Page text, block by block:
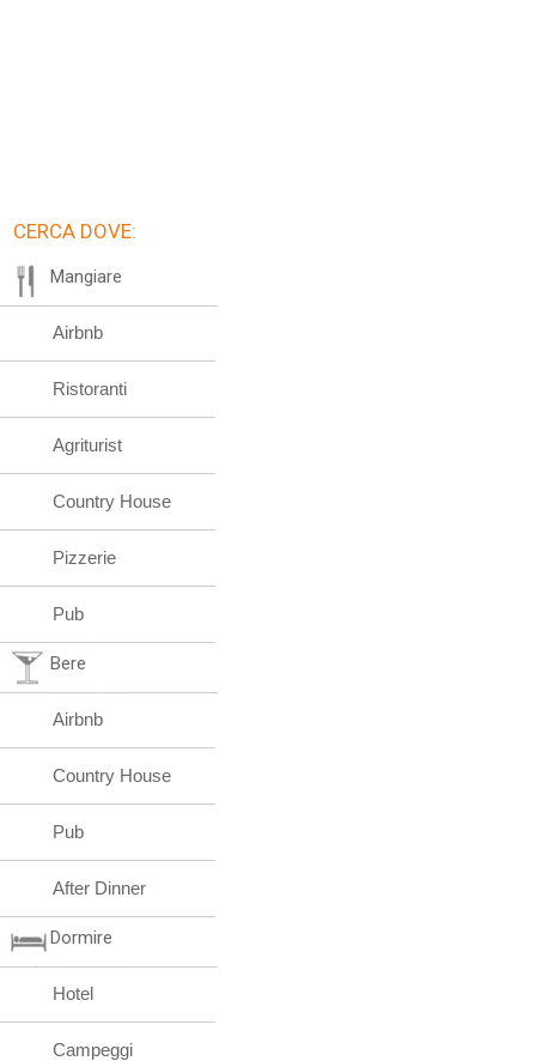
CERCA DOVE:
Mangiare
Airbnb
Ristoranti
Agriturist
Country House
Pizzerie
Pub
Bere
Airbnb
Country House
Pub
After Dinner
Dormire
Hotel
Campeggi